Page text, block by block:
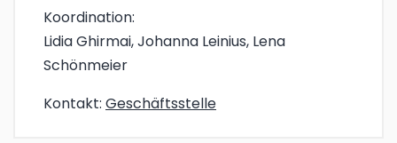
Koordination:
Lidia Ghirmai, Johanna Leinius, Lena
Schönmeier
Kontakt: Geschäftsstelle